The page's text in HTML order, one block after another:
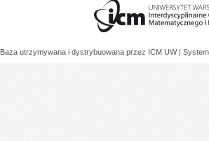
Baza utrzymywana i dystrybuowana przez ICM UW |